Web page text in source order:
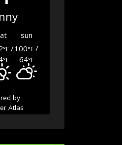
sun
°F/
°F
100°F /
64°F
by
Atlas